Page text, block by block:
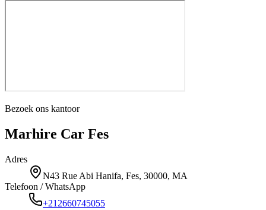
Bezoek ons kantoor
Marhire Car Fes
Adres
N43 Rue Abi Hanifa, Fes, 30000, MA
Telefoon / WhatsApp
+212660745055